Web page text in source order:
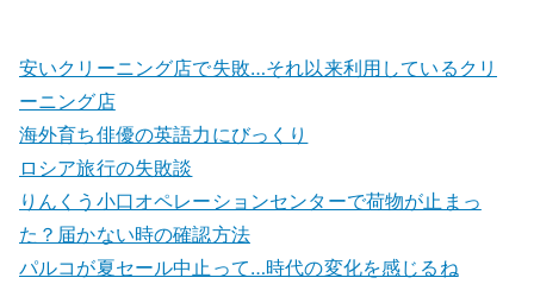
安いクリーニング店で失敗…それ以来利用しているクリ
ーニング店
海外育ち俳優の英語力にびっくり
ロシア旅行の失敗談
りんくう小口オペレーションセンターで荷物が止まっ
た？届かない時の確認方法
パルコが夏セール中止って…時代の変化を感じるね